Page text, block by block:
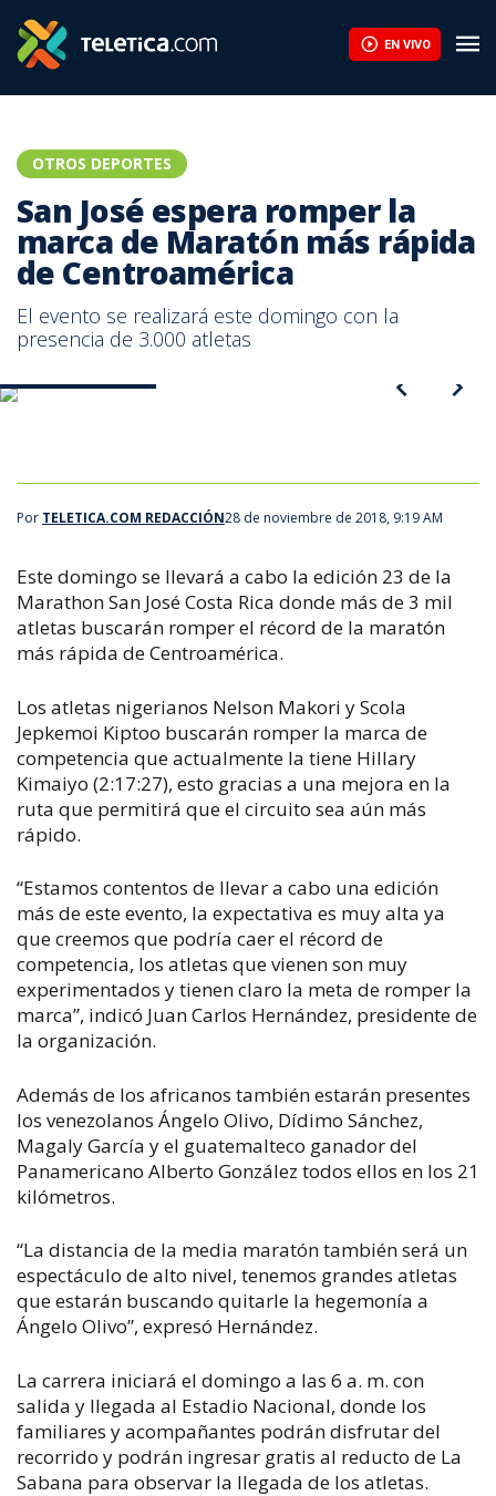
EN VIVO
OTROS DEPORTES
San José espera romper la
marca de Maratón más rápida
de Centroamérica
El evento se realizará este domingo con la
presencia de 3.000 atletas
Centroamérica
Por TELETICA.COM REDACCIÓN28 de noviembre de 2018, 9:19 AM
Este domingo se llevará a cabo la edición 23 de la
Marathon San José Costa Rica donde más de 3 mil
atletas buscarán romper el récord de la maratón
más rápida de Centroamérica.
Los atletas nigerianos Nelson Makori y Scola
Jepkemoi Kiptoo buscarán romper la marca de
competencia que actualmente la tiene Hillary
Kimaiyo (2:17:27), esto gracias a una mejora en la
ruta que permitirá que el circuito sea aún más
rápido.
“Estamos contentos de llevar a cabo una edición
más de este evento, la expectativa es muy alta ya
que creemos que podría caer el récord de
competencia, los atletas que vienen son muy
experimentados y tienen claro la meta de romper la
marca”, indicó Juan Carlos Hernández, presidente de
la organización.
Además de los africanos también estarán presentes
los venezolanos Ángelo Olivo, Dídimo Sánchez,
Magaly García y el guatemalteco ganador del
Panamericano Alberto González todos ellos en los 21
kilómetros.
“La distancia de la media maratón también será un
espectáculo de alto nivel, tenemos grandes atletas
que estarán buscando quitarle la hegemonía a
Ángelo Olivo”, expresó Hernández.
La carrera iniciará el domingo a las 6 a. m. con
salida y llegada al Estadio Nacional, donde los
familiares y acompañantes podrán disfrutar del
recorrido y podrán ingresar gratis al reducto de La
Sabana para observar la llegada de los atletas.